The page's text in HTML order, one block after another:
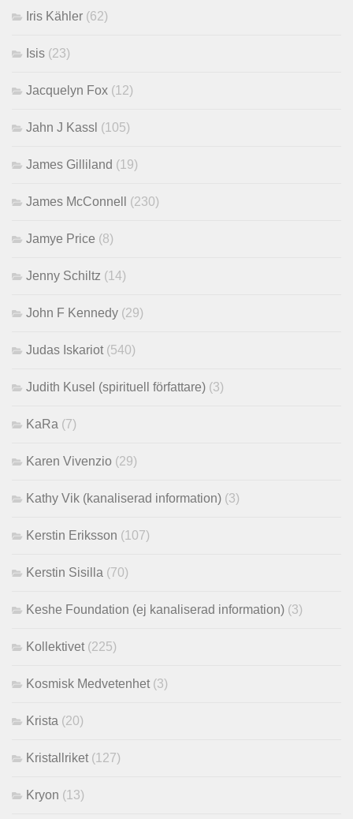
Iris Kähler (62)
Isis (23)
Jacquelyn Fox (12)
Jahn J Kassl (105)
James Gilliland (19)
James McConnell (230)
Jamye Price (8)
Jenny Schiltz (14)
John F Kennedy (29)
Judas Iskariot (540)
Judith Kusel (spirituell författare) (3)
KaRa (7)
Karen Vivenzio (29)
Kathy Vik (kanaliserad information) (3)
Kerstin Eriksson (107)
Kerstin Sisilla (70)
Keshe Foundation (ej kanaliserad information) (3)
Kollektivet (225)
Kosmisk Medvetenhet (3)
Krista (20)
Kristallriket (127)
Kryon (13)